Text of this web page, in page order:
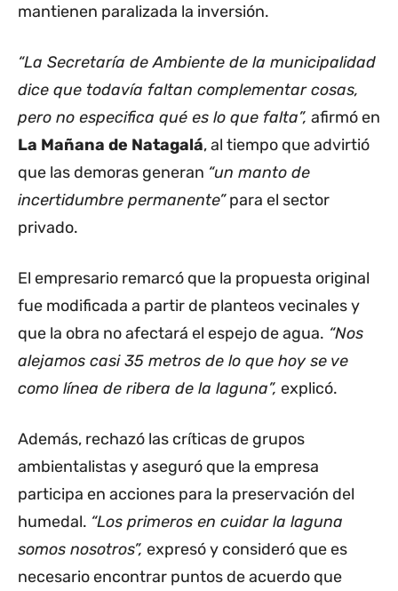
mantienen paralizada la inversión.
“La Secretaría de Ambiente de la municipalidad
dice que todavía faltan complementar cosas,
pero no especifica qué es lo que falta”, afirmó en
La Mañana de Natagalá, al tiempo que advirtió
que las demoras generan “un manto de
incertidumbre permanente”para el sector
privado.
El empresario remarcó que la propuesta original
fue modificada a partir de planteos vecinales y
que la obra no afectará el espejo de agua. “Nos
alejamos casi 35 metros de lo que hoy se ve
como línea de ribera de la laguna”, explicó.
Además, rechazó las críticas de grupos
ambientalistas y aseguró que la empresa
participa en acciones para la preservación del
humedal. “Los primeros en cuidar la laguna
somos nosotros”, expresó y consideró que es
necesario encontrar puntos de acuerdo que